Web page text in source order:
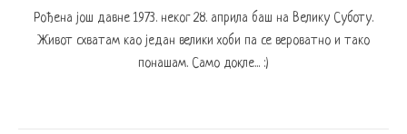
Рођена још давне 1973. неког 28. априла баш на Велику Суботу.
Живот схватам као један велики хоби па се вероватно и тако
понашам. Само докле... :)